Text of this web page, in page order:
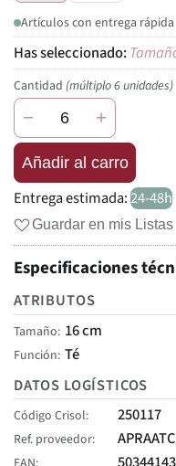
Artículos con entrega rápida
Cantidad (múltiplo 6 unidades)
− +
Añadir al carro
Entrega estimada:24-48h
Guardar en mis Listas
Especificaciones
ATRIBUTOS
Tamaño 16 cm
Función Té
DATOS LOGÍSTICOS
Código Crisol 250117
Ref. proveedor